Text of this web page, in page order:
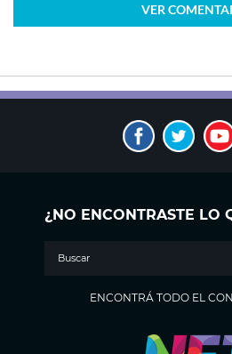
VER
¿NO ENCONTRASTE LO
ENCONTRÁ TODO EL